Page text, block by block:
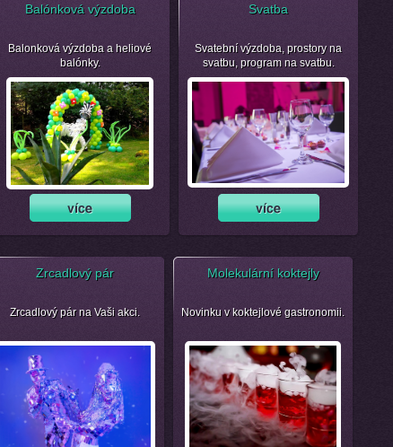
Balónková výzdoba
Balonková výzdoba a heliové
balónky.
Svatba
Svatební výzdoba, prostory na
svatbu, program na svatbu.
Zrcadlový pár
Zrcadlový pár na Vaši akci.
Molekulární koktejly
Novinku v koktejlové gastronomii.